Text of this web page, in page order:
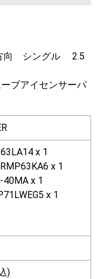
向 シングル 2.5
ブアイセンサーパ
x 1
x 1
40MA x 1
x 1
)